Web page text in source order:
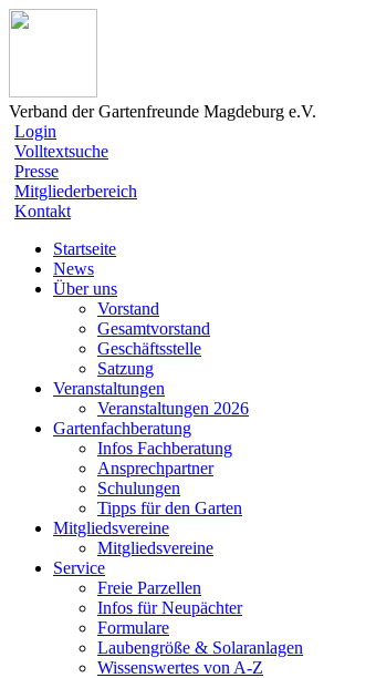
Verband der Gartenfreunde Magdeburg e.V.
Login
Volltextsuche
Presse
Mitgliederbereich
Kontakt
Startseite
News
Über uns
Vorstand
Gesamtvorstand
Geschäftsstelle
Satzung
Veranstaltungen
Veranstaltungen 2026
Gartenfachberatung
Infos Fachberatung
Ansprechpartner
Schulungen
Tipps für den Garten
Mitgliedsvereine
Mitgliedsvereine
Service
Freie Parzellen
Infos für Neupächter
Formulare
Laubengröße & Solaranlagen
Wissenswertes von A-Z